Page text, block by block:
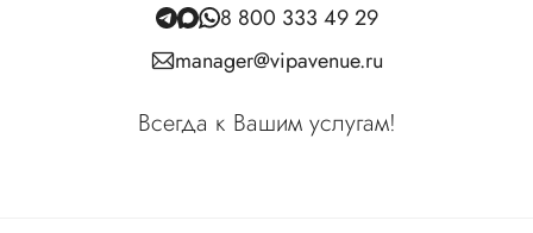
8 800 333 49 29
manager@vipavenue.ru
Всегда к Вашим услугам!